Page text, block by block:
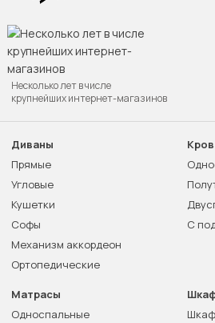
Несколько лет в числе
крупнейших интернет-магазинов
Диваны
Прямые
Угловые
Кушетки
Софы
Механизм аккордеон
Ортопедические
С
Матрасы
Односпальные